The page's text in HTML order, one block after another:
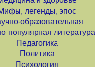
легенды, эпос
образовательная
популярная литература
Педагогика
Политика
Психология